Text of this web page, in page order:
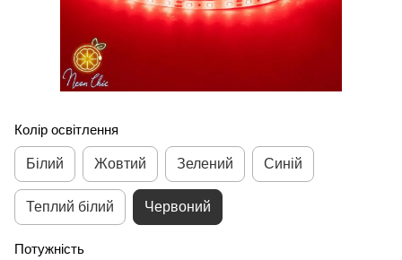
Колір освітлення
Білий Жовтий Зелений Синій
Теплий білий Червоний
Потужність